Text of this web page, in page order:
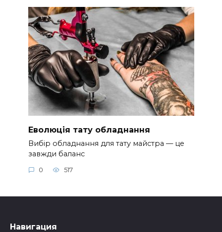
Еволюція тату обладнання
Вибір обладнання для тату майстра — це
завжди баланс
0 517
Навигация